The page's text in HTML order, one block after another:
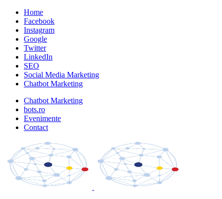
Home
Facebook
Instagram
Google
Twitter
LinkedIn
SEO
Social Media Marketing
Chatbot Marketing
Chatbot Marketing
bots.ro
Evenimente
Contact